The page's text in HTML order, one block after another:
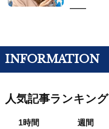
——
INFORMATION
人気記事ランキング
1時間 週間